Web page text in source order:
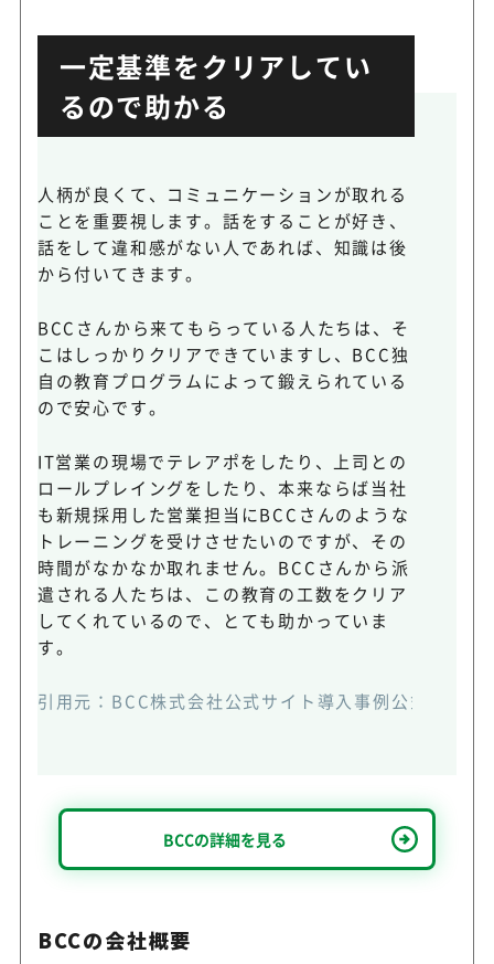
一定基準をクリアしてい
るので助かる
人柄が良くて、コミュニケーションが取れる
ことを重要視します。話をすることが好き、
話をして違和感がない人であれば、知識は後
から付いてきます。
BCCさんから来てもらっている人たちは、そ
こはしっかりクリアできていますし、BCC独
自の教育プログラムによって鍛えられている
ので安心です。
IT営業の現場でテレアポをしたり、上司との
ロールプレイングをしたり、本来ならば当社
も新規採用した営業担当にBCCさんのような
トレーニングを受けさせたいのですが、その
時間がなかなか取れません。BCCさんから派
遣される人たちは、この教育の工数をクリア
してくれているので、とても助かっていま
す。
引用元： BCC株式会社公式サイト導入事例公式HP
BCCの詳細を見る
BCCの会社概要